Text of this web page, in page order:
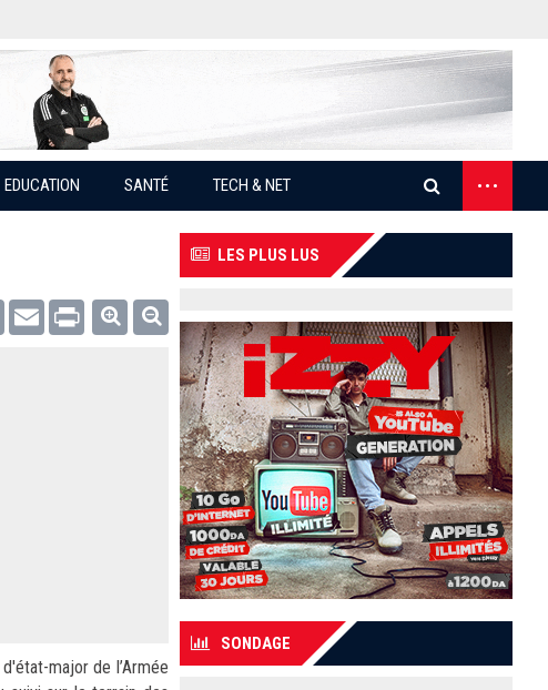
EDUCATION SANTÉ TECH & NET
...
Twitter Email Print
major de l’Armée
LES PLUS LUS
SONDAGE